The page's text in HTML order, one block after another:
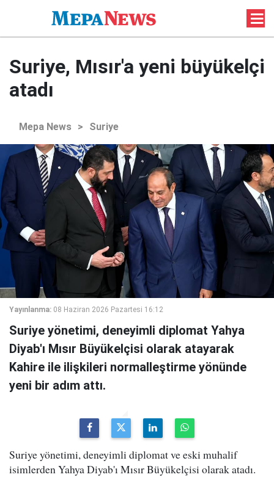
Suriye, Mısır'a yeni büyükelçi
atadı
Mepa News > Suriye
Yayınlanma: 08 Haziran 2026 Pazartesi 16:12
Suriye yönetimi, deneyimli diplomat Yahya
Diyab'ı Mısır Büyükelçisi olarak atayarak
Kahire ile ilişkileri normalleştirme yönünde
yeni bir adım attı.
Suriye yönetimi, deneyimli diplomat ve eski muhalif
isimlerden Yahya Diyab'ı Mısır Büyükelçisi olarak atadı.